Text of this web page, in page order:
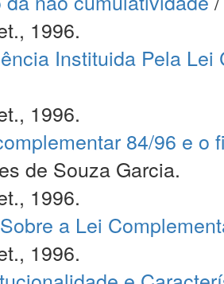
1996.
Instituida Pela Lei
1996.
84/96 e o
de Souza Garcia.
1996.
a Lei
1996.